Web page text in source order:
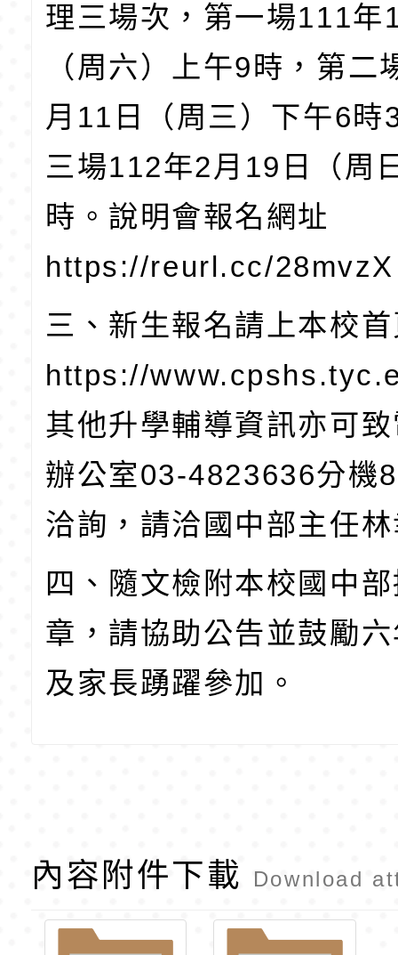
理三場次，第一場111年
（周六）上午9 時，第二
月 11 日（周三）下午6時
三場112年2月 19 日（周
時。說明會報名網址
https://reurl.cc/28mvzX
三、新生報名請上本校
https://
其他升學輔導資訊亦可
辦公室03-4823636分機
洽詢，請洽國中部主任
四、 隨文檢附本校國中
章，請協助公告並鼓勵
及家長踴躍參加。
內容附件下載 Download